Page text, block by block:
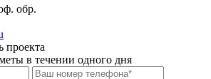
обр.
проекта
в течении одного дня